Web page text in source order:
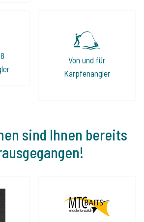
Von und für
Karpfenangler
sind Ihnen bereits